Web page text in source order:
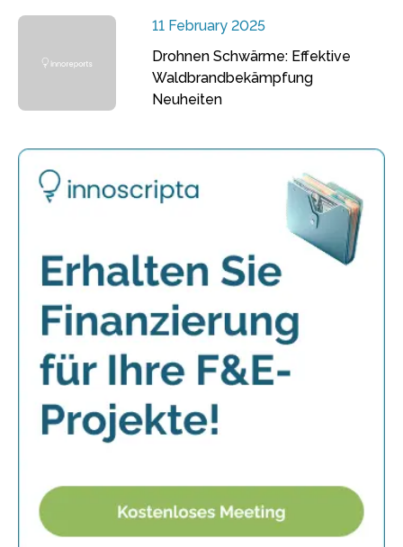
11 February 2025
Drohnen Schwärme: Effektive
Waldbrandbekämpfung
Neuheiten